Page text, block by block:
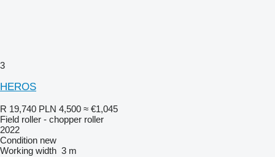
3
HEROS
R 19,740 PLN 4,500 ≈ €1,045
Field roller - chopper roller
2022
Condition new
Working width 3 m